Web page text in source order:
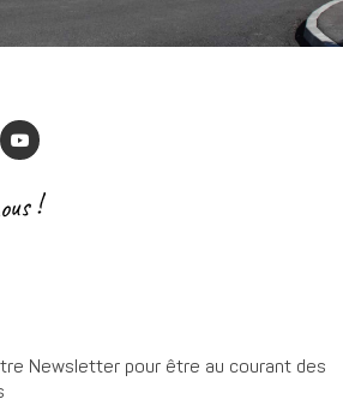
!
Newsletter pour être au courant des